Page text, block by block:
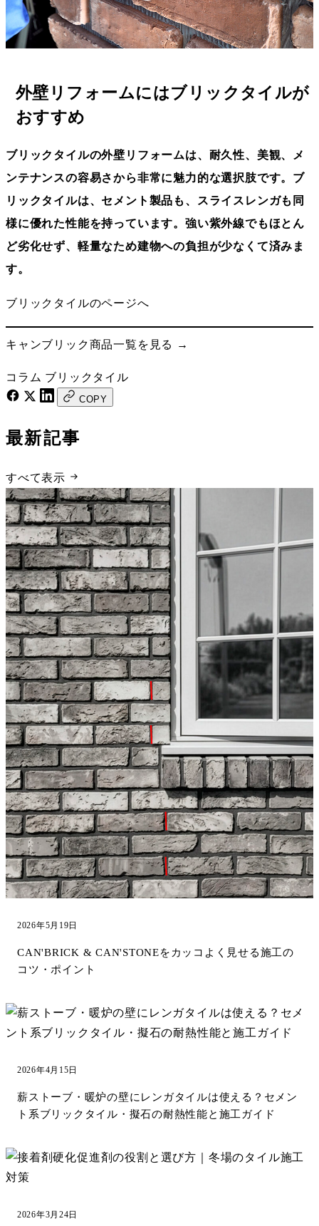
外壁リフォームにはブリックタイルが
おすすめ
ブリックタイルの外壁リフォームは、耐久性、美観、メ
ンテナンスの容易さから非常に魅力的な選択肢です。ブ
リックタイルは、セメント製品も、スライスレンガも同
様に優れた性能を持っています。強い紫外線でもほとん
ど劣化せず、軽量なため建物への負担が少なくて済みま
す。
ブリックタイルのページへ
キャンブリック商品一覧を見る →
コラム ブリックタイル
COPY
最新記事
すべて表示
2026年5月19日
CAN'BRICK & CAN'STONEをカッコよく見せる施工の
コツ・ポイント
2026年4月15日
薪ストーブ・暖炉の壁にレンガタイルは使える？セメン
ト系ブリックタイル・擬石の耐熱性能と施工ガイド
2026年3月24日